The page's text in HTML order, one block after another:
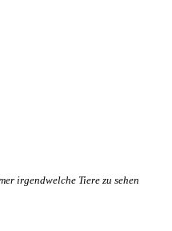
irgendwelche Tiere zu sehen